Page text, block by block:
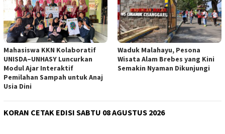
Mahasiswa KKN Kolaboratif
UNISDA–UNHASY Luncurkan
Modul Ajar Interaktif
Pemilahan Sampah untuk Anaj
Usia Dini
Waduk Malahayu, Pesona
Wisata Alam Brebes yang Kini
Semakin Nyaman Dikunjungi
KORAN CETAK EDISI SABTU 08 AGUSTUS 2026